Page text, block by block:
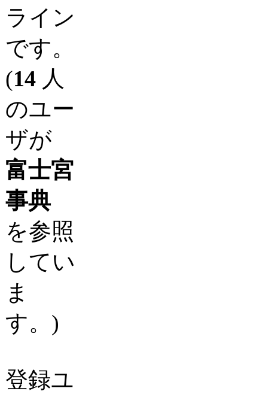
ライン
です。
(14 人
のユー
ザが
富士宮
事典
を参照
してい
ま
す。)
登録ユ